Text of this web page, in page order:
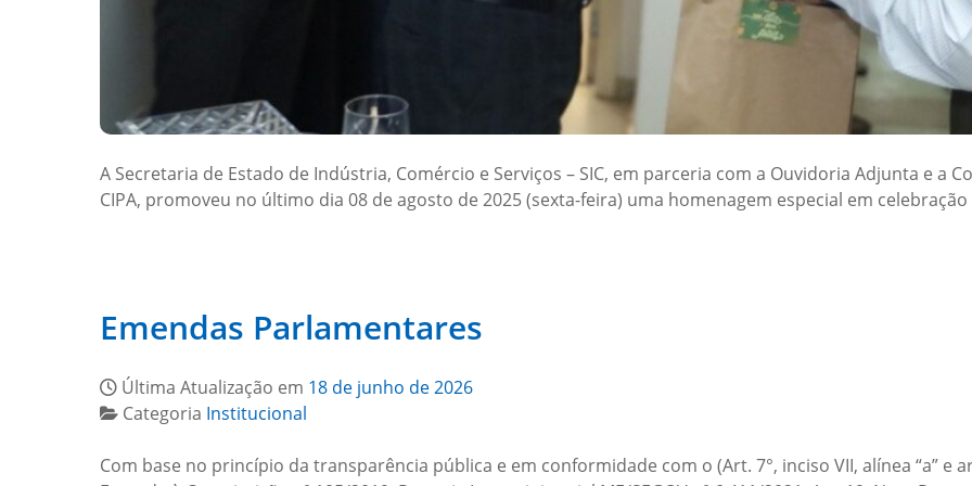
A Secretaria de Estado de Indústria, Comércio e Serviços – SIC, em parceria com a Ouvidoria Adjunta e a
CIPA, promoveu no último dia 08 de agosto de 2025 (sexta-feira) uma homenagem especial em
Emendas Parlamentares
Última Atualização em 18 de junho de 2026
Categoria Institucional
Com base no princípio da transparência pública e em conformidade com o (Art. 7°, inciso VII, alínea “a” e